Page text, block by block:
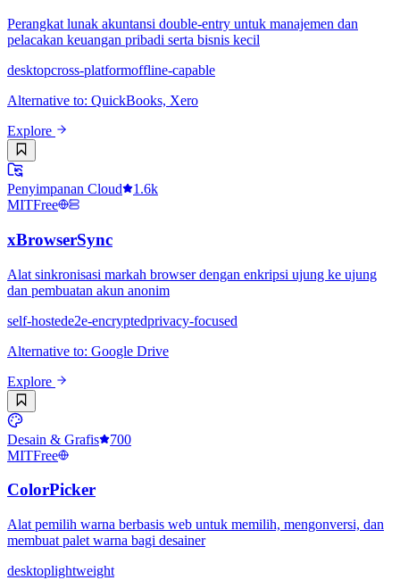
Perangkat lunak akuntansi double-entry untuk manajemen dan
pelacakan keuangan pribadi serta bisnis kecil
desktopcross-platformoffline-capable
Alternative to: QuickBooks, Xero
Explore
Penyimpanan Cloud
1.6k
MITFree
xBrowserSync
Alat sinkronisasi markah browser dengan enkripsi ujung ke ujung
dan pembuatan akun anonim
self-hostede2e-encryptedprivacy-focused
Alternative to: Google Drive
Explore
Desain & Grafis
700
MITFree
ColorPicker
Alat pemilih warna berbasis web untuk memilih, mengonversi, dan
membuat palet warna bagi desainer
desktoplightweight